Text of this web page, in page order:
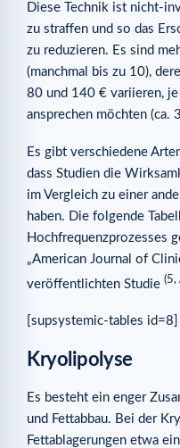
Diese Technik ist nicht-
zu straffen und so das
zu reduzieren. Es sind
(manchmal bis zu 10),
80 und 140 € variieren,
ansprechen möchten (ca.
Es gibt verschiedene
dass Studien die
im Vergleich zu einer
haben. Die folgende
Hochfrequenzprozesses
„American Journal of
veröffentlichten Studie (5,
[supsystemic-tables id=8]
Kryolipolyse
Es besteht ein enger
und Fettabbau. Bei der
Fettablagerungen etwa